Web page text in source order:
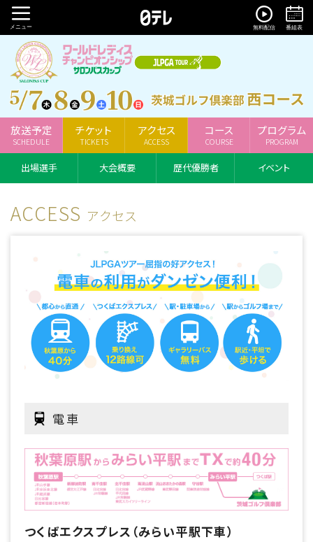
メニュー 無料配信 番組表
放送予定
SCHEDULE
チケット
TICKETS
アクセス
ACCESS
コース
COURSE
プログラム
PROGRAM
出場選手 大会概要 歴代優勝者 イベント
ACCESS アクセス
電車
つくばエクスプレス（みらい平駅下車）